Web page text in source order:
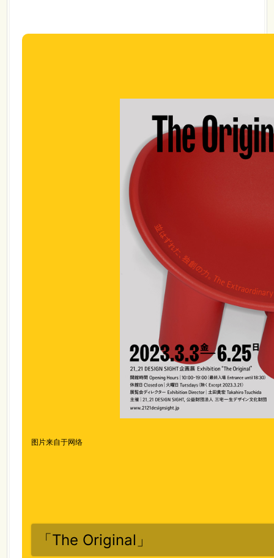
图片来自于网络
「The Original」